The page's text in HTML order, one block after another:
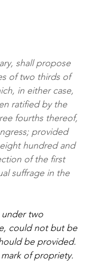
shall propose
of two thirds of
in either case,
ratified by the
fourths thereof,
provided
hundred and
of the first
suffrage in the
two
could not but be
be provided.
of propriety.